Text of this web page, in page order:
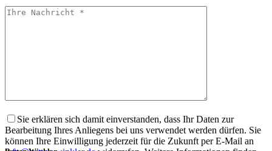
Sie erklären sich damit einverstanden, dass Ihr Daten zur
Bearbeitung Ihres Anliegens bei uns verwendet werden dürfen. Sie
können Ihre Einwilligung jederzeit für die Zukunft per E-Mail an